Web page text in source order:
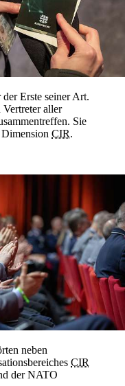
Erste seiner Art.
aller
Sie
Dimension CIR.
neben
CIR
der NATO